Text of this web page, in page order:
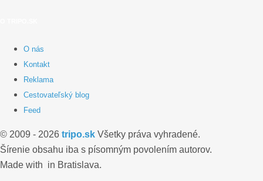
O nás
Kontakt
Reklama
Cestovateľský blog
Feed
© 2009 - 2026 tripo.sk Všetky práva vyhradené.
Šírenie obsahu iba s písomným povolením autorov.
Made with in Bratislava.